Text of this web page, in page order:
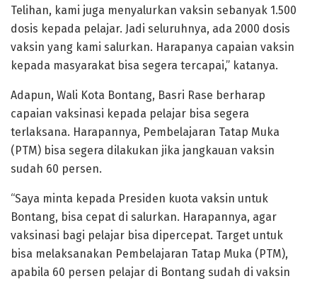
Telihan, kami juga menyalurkan vaksin sebanyak 1.500
dosis kepada pelajar. Jadi seluruhnya, ada 2000 dosis
vaksin yang kami salurkan. Harapanya capaian vaksin
kepada masyarakat bisa segera tercapai,” katanya.
Adapun, Wali Kota Bontang, Basri Rase berharap
capaian vaksinasi kepada pelajar bisa segera
terlaksana. Harapannya, Pembelajaran Tatap Muka
(PTM) bisa segera dilakukan jika jangkauan vaksin
sudah 60 persen.
“Saya minta kepada Presiden kuota vaksin untuk
Bontang, bisa cepat di salurkan. Harapannya, agar
vaksinasi bagi pelajar bisa dipercepat. Target untuk
bisa melaksanakan Pembelajaran Tatap Muka (PTM),
apabila 60 persen pelajar di Bontang sudah di vaksin